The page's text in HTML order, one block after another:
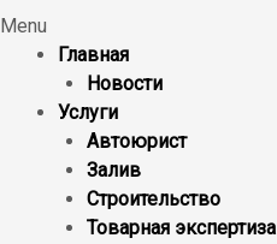
Menu
Главная
Новости
Услуги
Автоюрист
Залив
Строительство
Товарная экспертиза